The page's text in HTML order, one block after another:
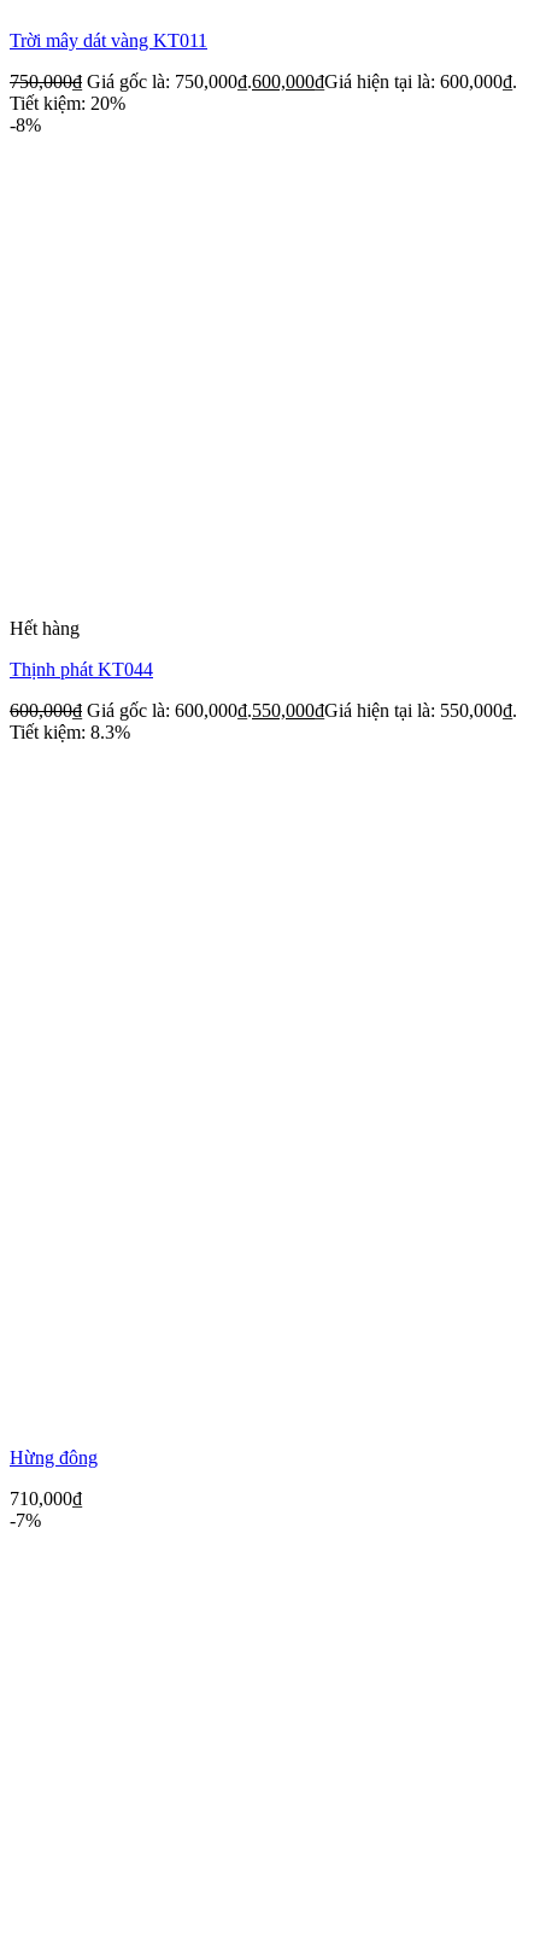
Trời mây dát vàng KT011
750,000₫ Giá gốc là: 750,000₫.600,000₫Giá hiện tại là: 600,000₫.
Tiết kiệm: 20%
-8%
Hết hàng
Thịnh phát KT044
600,000₫ Giá gốc là: 600,000₫.550,000₫Giá hiện tại là: 550,000₫.
Tiết kiệm: 8.3%
Hừng đông
710,000₫
-7%